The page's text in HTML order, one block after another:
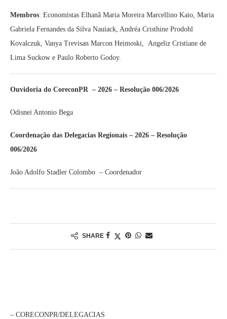
Membros: Economistas Elhanã Maria Moreira Marcellino Kaio, Maria
Gabriela Fernandes da Silva Nauiack, Andréa Cristhine Prodohl
Kovalczuk, Vanya Trevisan Marcon Heimoski, Angeliz Cristiane de
Lima Suckow e Paulo Roberto Godoy.
Ouvidoria do CoreconPR – 2026 – Resolução 006/2026
Odisnei Antonio Bega
Coordenação das Delegacias Regionais – 2026 – Resolução
006/2026
João Adolfo Stadler Colombo – Coordenador
SHARE
– CORECONPR/DELEGACIAS